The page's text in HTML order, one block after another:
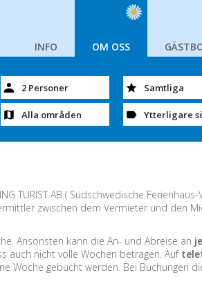
INFO OM OSS
2 Personer
Alla områden
Samtliga
Ytterligare
TURIST AB ( Südschwedische
zwischen dem Vermieter und den
Ansonsten kann die An- und Abreise an
auch nicht volle Wochen betragen. Auf
Woche gebucht werden. Bei Buchungen